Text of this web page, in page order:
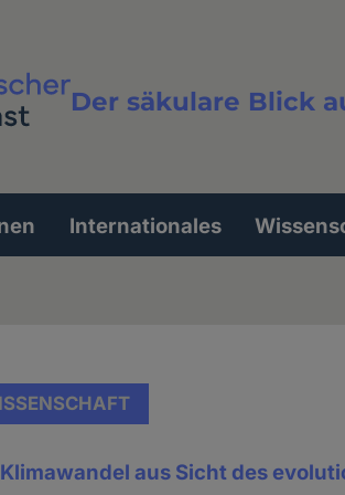
Der säkulare Blick
Volltextsuche
Internationales
aus Sicht des